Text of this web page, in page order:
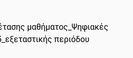
μαθήματος_Ψηφιακές
περιόδου